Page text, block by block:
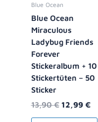
Blue Ocean
Blue Ocean
Miraculous
Ladybug Friends
Forever
Stickeralbum + 10
Stickertüten – 50
Sticker
13,90€ 12,99 €